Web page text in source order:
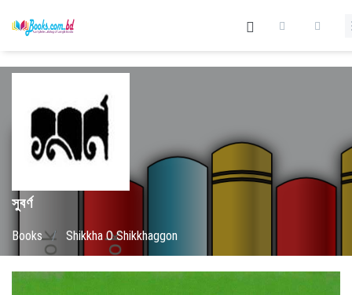
সুবর্ণ
Books / Shikkha O Shikkhaggon